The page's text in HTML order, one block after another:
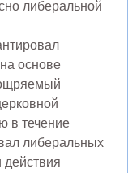
либеральной
основе
в течение
либеральных